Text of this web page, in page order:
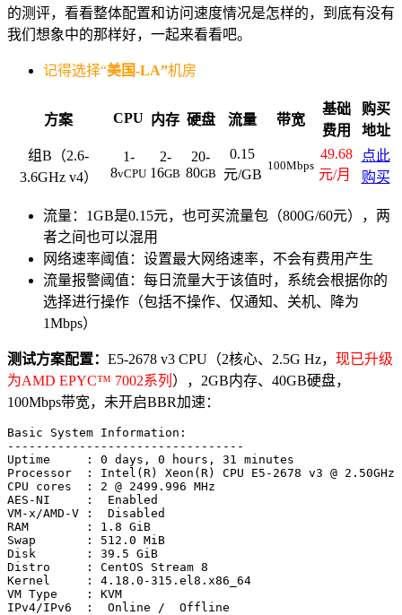
的测评，看看整体配置和访问速度情况是怎样的，到底有没有
我们想象中的那样好，一起来看看吧。
记得选择“美国-LA”机房
方案 CPU 内存 硬盘 流量 带宽
基础
费用
购买
地址
组B（2.6-
3.6GHz v4）
1-
8vCPU
2-
16GB
20-
80GB
0.15
元/GB
100Mbps
49.68
元/月
点此
购买
流量：1GB是0.15元，也可买流量包（800G/60元），两
者之间也可以混用
网络速率阈值：设置最大网络速率，不会有费用产生
流量报警阈值：每日流量大于该值时，系统会根据你的
选择进行操作（包括不操作、仅通知、关机、降为
1Mbps）
测试方案配置： E5-2678 v3 CPU（2核心、2.5G Hz， 现已升级
为AMD EPYC™ 7002系列 ），2GB内存、40GB硬盘，
100Mbps带宽，未开启BBR加速：
Basic System Information:
---------------------------------
Uptime     : 0 days, 0 hours, 31 minutes
Processor  : Intel(R) Xeon(R) CPU E5-2678 v3 @ 2.50GHz
CPU cores  : 2 @ 2499.996 MHz
AES-NI     :  Enabled
VM-x/AMD-V :  Disabled
RAM        : 1.8 GiB
Swap       : 512.0 MiB
Disk       : 39.5 GiB
Distro     : CentOS Stream 8
Kernel     : 4.18.0-315.el8.x86_64
VM Type    : KVM
IPv4/IPv6  :  Online /  Offline